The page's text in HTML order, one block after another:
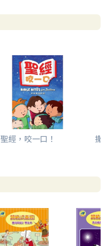
聖經，咬一口！ 撒